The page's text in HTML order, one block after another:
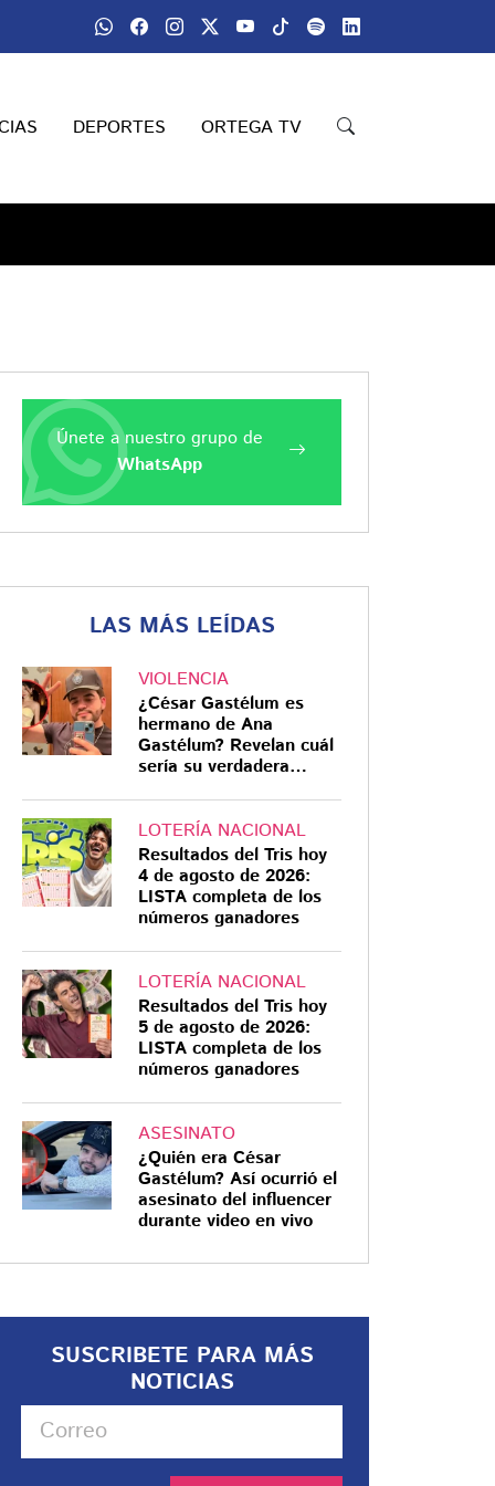
DEPORTES ORTEGA TV
Únete a nuestro grupo de
WhatsApp
LAS MÁS LEÍDAS
VIOLENCIA
¿César Gastélum es
hermano de Ana
Gastélum? Revelan cuál
sería su verdadera
LOTERÍA NACIONAL
Resultados del Tris hoy
4 de agosto de 2026:
LISTA completa de los
números ganadores
LOTERÍA NACIONAL
Resultados del Tris hoy
5 de agosto de 2026:
LISTA completa de los
números ganadores
ASESINATO
¿Quién era César
Gastélum? Así ocurrió el
asesinato del influencer
durante video en vivo
SUSCRIBETE PARA MÁS
NOTICIAS